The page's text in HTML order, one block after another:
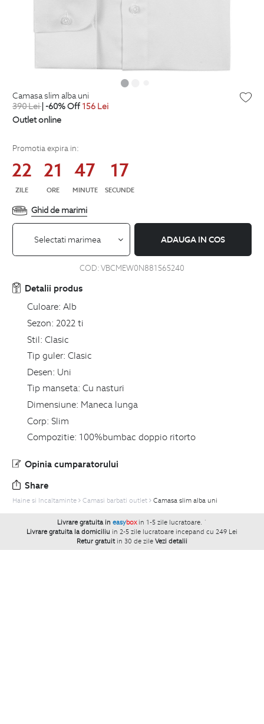
camasa slim alba uni
390Lei| -60% Off 156 Lei
Outlet online
Promotia expira in:
22
ZILE
21
ORE
47
MINUTE
17
SECUNDE
Ghid de marimi
Selectati marimea ADAUGA IN COS
COD:VBCMEW0N881565240
Detalii produs
Culoare: Alb
Sezon: 2022 ti
Stil: Clasic
Tip guler: Clasic
Desen: Uni
Tip manseta: Cu nasturi
Dimensiune: Maneca lunga
Corp: Slim
Compozitie: 100%bumbac doppio ritorto
Opinia cumparatorului
Share
Haine si Incaltaminte Camasi barbati outlet Camasa slim alba uni
Livrare gratuita in easybox in 1-5 zile lucratoare. `
Livrare gratuita la domiciliu in 2-5 zile lucratoare incepand cu 249 Lei
Retur gratuit in 30 de zile Vezi detalii